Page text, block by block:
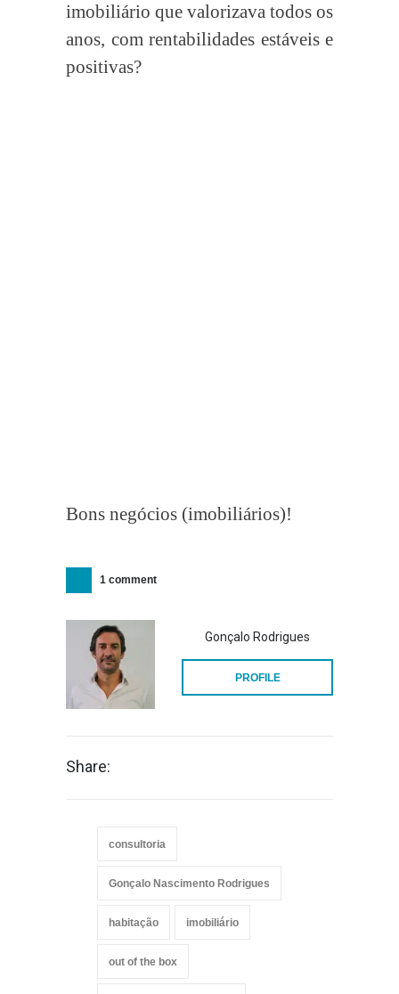
imobiliário que valorizava todos os
anos, com rentabilidades estáveis e
positivas?
Bons negócios (imobiliários)!
1 comment
Gonçalo Rodrigues
PROFILE
Share:
consultoria
Gonçalo Nascimento Rodrigues
habitação imobiliário
out of the box